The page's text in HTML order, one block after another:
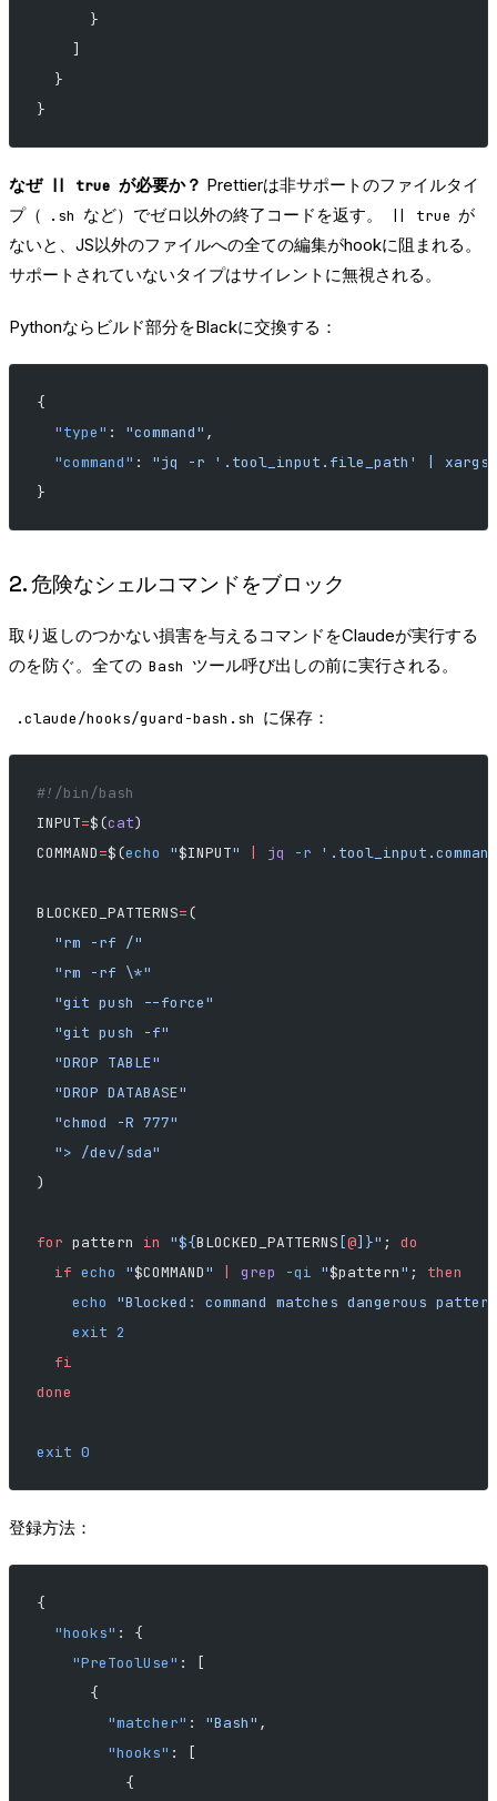
      }
    ]
  }
}
なぜ || true が必要か？ Prettierは非サポートのファイルタイ
プ（
.sh など）でゼロ以外の終了コードを返す。 || true が
ないと、JS以外のファイルへの全ての編集がhookに阻まれる。
サポートされていないタイプはサイレントに無視される。
Pythonならビルド部分をBlackに交換する：
{
  "type"
: "command" ,
  "command"
: "jq -r '.tool_input.file_path' |
}
2. 危険なシェルコマンドをブロック
取り返しのつかない損害を与えるコマンドをClaudeが実行する
のを防ぐ。全ての Bash ツール呼び出しの前に実行される。
.claude/hooks/guard-bash.sh に保存：
#!/bin/bash
INPUT=$(cat)
COMMAND=$(echo "$INPUT" jq -r
BLOCKED_PATTERNS=(
  "rm -rf /"
  "rm -rf \*"
  "git push --force"
  "git push -f"
  "DROP TABLE"
  "DROP DATABASE"
  "chmod -R 777"
  "> /dev/sda"
)
for pattern in "${BLOCKED_PATTERNS [@]}" ; do
  if
echo "$COMMAND" grep -qi "$pattern" ; then
    echo
"Blocked: command matches dangerous
    exit
2
  fi
done
exit 0
登録方法：
{
  "hooks"
: {
    "PreToolUse"
: [
      {
        "matcher"
: "Bash" ,
        "hooks"
: [
          {